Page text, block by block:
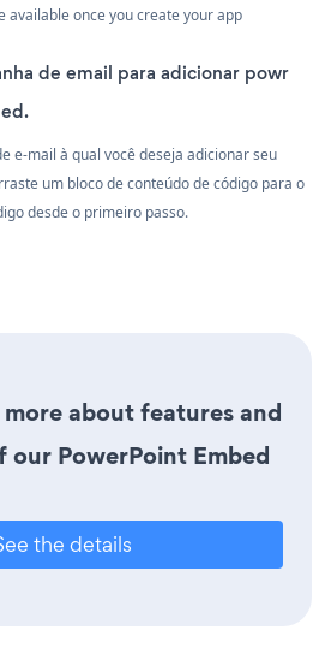
available once you create your app
de email para adicionar powr
e-mail à qual você deseja adicionar seu
um bloco de conteúdo de código para o
desde o primeiro passo.
about features and
PowerPoint Embed
the details